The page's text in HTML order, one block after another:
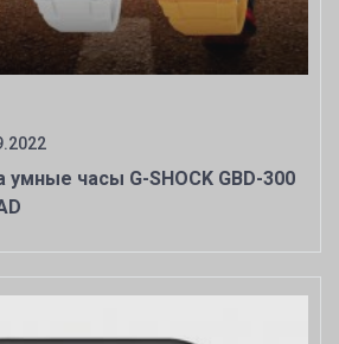
умные часы G-SHOCK GBD-300